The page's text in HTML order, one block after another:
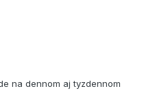
na dennom aj tyzdennom